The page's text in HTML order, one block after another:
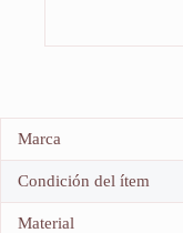
Marca
Condición del ítem
Material